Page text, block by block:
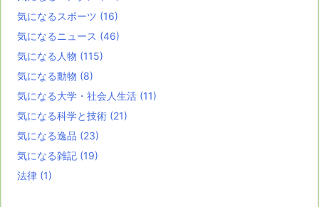
気になるスポーツ (16)
気になるニュース (46)
気になる人物 (115)
気になる動物 (8)
気になる大学・社会人生活 (11)
気になる科学と技術 (21)
気になる逸品 (23)
気になる雑記 (19)
法律 (1)